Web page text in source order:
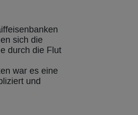
sich die
durch die Flut
war es eine
und